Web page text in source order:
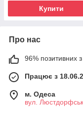
Купити
Про нас
96% позитивних з
Працює з
м. Одеса
вул.